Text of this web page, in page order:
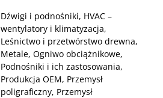
Dźwigi i podnośniki, HVAC –
wentylatory i klimatyzacja,
Leśnictwo i przetwórstwo drewna,
Metale, Ogniwo obciążnikowe,
Podnośniki i ich zastosowania,
Produkcja OEM, Przemysł
poligraficzny, Przemysł